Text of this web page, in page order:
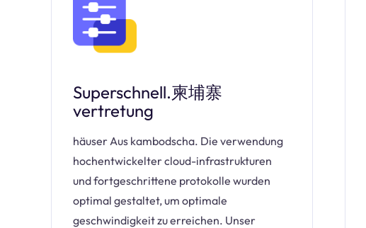
Superschnell.柬埔寨
vertretung
häuser Aus kambodscha. Die verwendung
hochentwickelter cloud-infrastrukturen
und fortgeschrittene protokolle wurden
optimal gestaltet, um optimale
geschwindigkeit zu erreichen. Unser